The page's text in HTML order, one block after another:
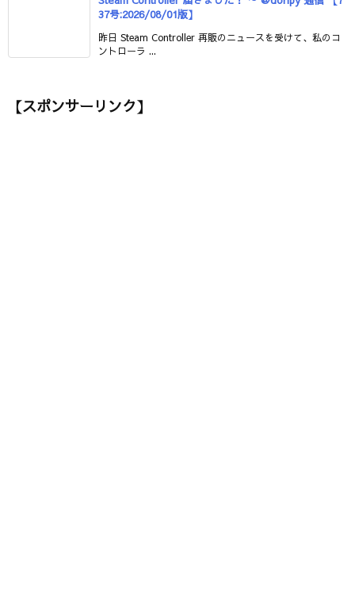
37号:2026/08/01版】
昨日 Steam Controller 再販のニュースを受けて、私のコ
ントローラ ...
【スポンサーリンク】